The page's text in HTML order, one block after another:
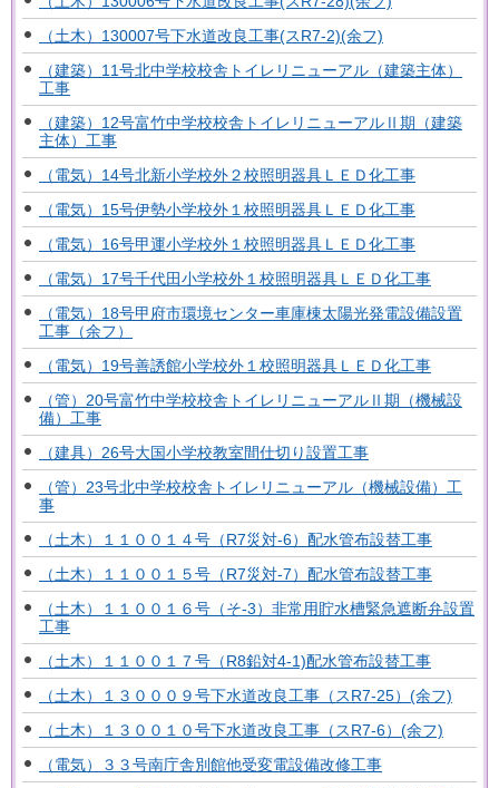
（土木）130007号下水道改良工事(スR7-2)(余フ)
（建築）11号北中学校校舎トイレリニューアル（建築主体）
工事
（建築）12号富竹中学校校舎トイレリニューアルⅡ期（建築
主体）工事
（電気）14号北新小学校外２校照明器具ＬＥＤ化工事
（電気）15号伊勢小学校外１校照明器具ＬＥＤ化工事
（電気）16号甲運小学校外１校照明器具ＬＥＤ化工事
（電気）17号千代田小学校外１校照明器具ＬＥＤ化工事
（電気）18号甲府市環境センター車庫棟太陽光発電設備設置
工事（余フ）
（電気）19号善誘館小学校外１校照明器具ＬＥＤ化工事
（管）20号富竹中学校校舎トイレリニューアルⅡ期（機械設
備）工事
（建具）26号大国小学校教室間仕切り設置工事
（管）23号北中学校校舎トイレリニューアル（機械設備）工
事
（土木）１１００１４号（R7災対-6）配水管布設替工事
（土木）１１００１５号（R7災対-7）配水管布設替工事
（土木）１１００１６号（そ-3）非常用貯水槽緊急遮断弁設置
工事
（土木）１１００１７号（R8鉛対4-1)配水管布設替工事
（土木）１３０００９号下水道改良工事（スR7-25）(余フ)
（土木）１３００１０号下水道改良工事（スR7-6）(余フ)
（電気）３３号南庁舎別館他受変電設備改修工事